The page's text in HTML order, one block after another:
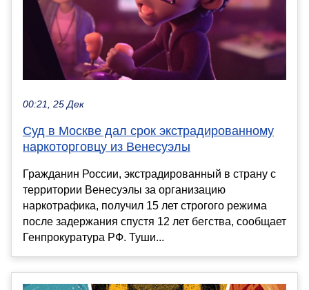
00:21, 25 Дек
Суд в Москве дал срок экстрадированному
наркоторговцу из Венесуэлы
Гражданин России, экстрадированный в страну с
территории Венесуэлы за организацию
наркотрафика, получил 15 лет строгого режима
после задержания спустя 12 лет бегства, сообщает
Генпрокуратура РФ. Туши...